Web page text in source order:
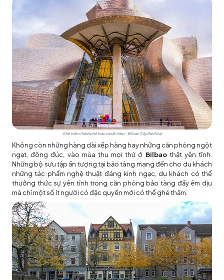
Ghé thăm thành phố than và sắt thép - Bilbao (Tây Ban Nha)
Không còn những hàng dài xếp hàng hay những căn phòng ngột
ngạt, đông đúc, vào mùa thu mọi thứ ở Bilbaothật yên tĩnh.
Những bộ sưu tập ấn tượng tại bảo tàng mang đến cho du khách
những tác phẩm nghệ thuật đáng kinh ngạc, du khách có thể
thưởng thức sự yên tĩnh trong căn phòng bảo tàng đầy êm dịu
mà chỉ một số ít người có đặc quyền mới có thể ghé thăm.